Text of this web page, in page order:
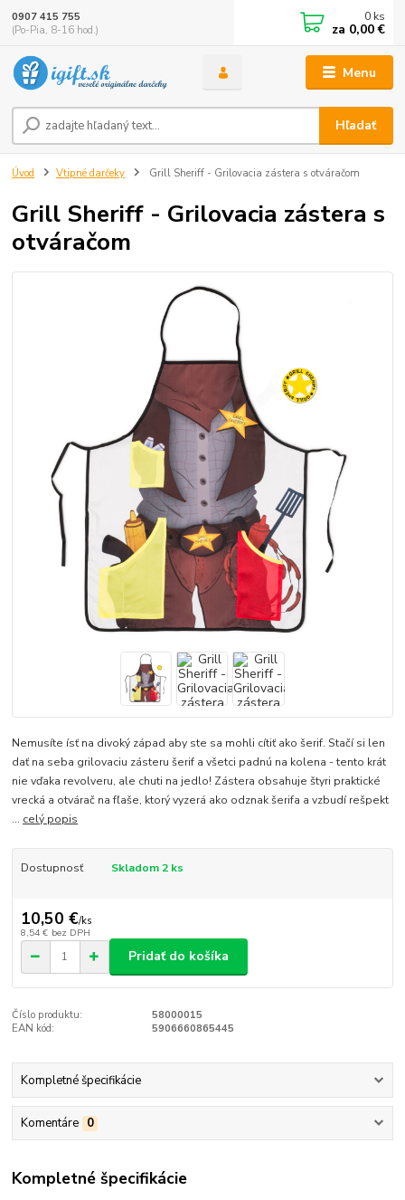
Menu
Hľadať
0907 415 755
(Po-Pia, 8-16 hod.)
0 ks
za 0,00 €
Úvod Vtipné darčeky Grill Sheriff - Grilovacia zástera s otváračom
Grill Sheriff - Grilovacia zástera s
otváračom
Nemusíte ísť na divoký západ aby ste sa mohli cítiť ako šerif. Stačí si len
dať na seba grilovaciu zásteru šerif a všetci padnú na kolena - tento krát
nie vďaka revolveru, ale chuti na jedlo! Zástera obsahuje štyri praktické
vrecká a otvárač na fľaše, ktorý vyzerá ako odznak šerifa a vzbudí rešpekt
... celý popis
Dostupnosť Skladom 2 ks
10,50 €/ks
8,54 € bez DPH
Pridať do košíka
Číslo produktu:
58000015
EAN kód:
5906660865445
Kompletné špecifikácie
Komentáre 0
Kompletné špecifikácie